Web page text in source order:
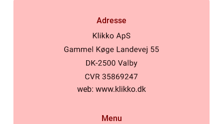
Adresse
web: www.klikko.dk
Menu